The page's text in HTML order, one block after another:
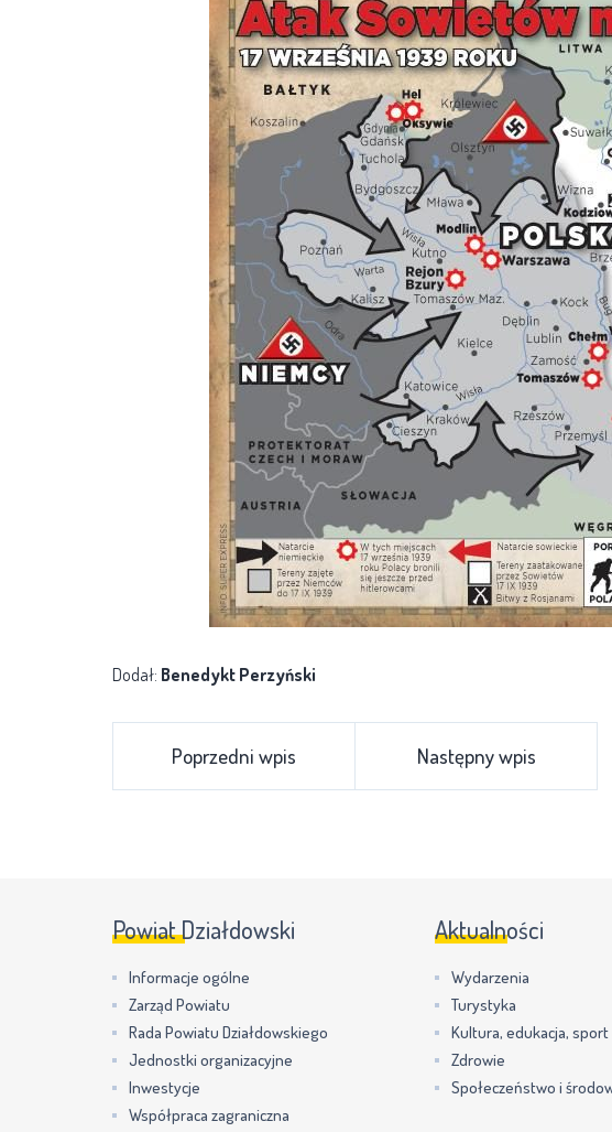
Dodał: Benedykt Perzyński
Poprzedni wpis Następny wpis
Powiat Działdowski
Informacje ogólne
Zarząd Powiatu
Rada Powiatu Działdowskiego
Jednostki organizacyjne
Inwestycje
Współpraca zagraniczna
Aktualności
Wydarzenia
Turystyka
Kultura, edukacja, sport
Zdrowie
Społeczeństwo i